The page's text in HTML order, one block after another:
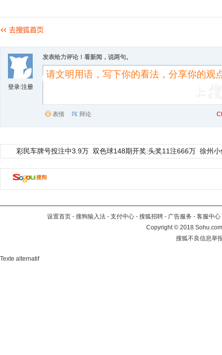
登录/注册
发表给力评论！看新闻，说两句。
表情 辩论
彩民车牌号投注中3.9万 双色球148期开奖:头奖11注666万 徐州
设置首页 - 搜狗输入法 - 支付中心 - 搜狐招聘 - 广告服务 - 客服中心
Copyright©2018
搜狐不良信息举
Texte alternatif